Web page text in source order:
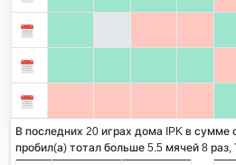
В последних 20 играх дома IPK в сумме
пробил(а) тотал больше 5.5 мячей 8 раз,